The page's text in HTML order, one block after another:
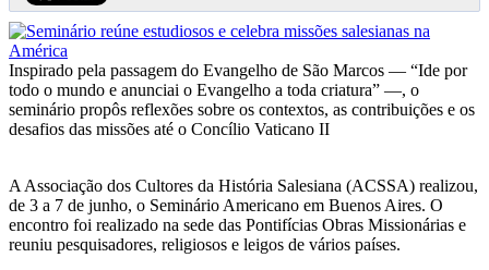
Inspirado pela passagem do Evangelho de São Marcos — “Ide por
todo o mundo e anunciai o Evangelho a toda criatura” —, o
seminário propôs reflexões sobre os contextos, as contribuições e os
desafios das missões até o Concílio Vaticano II
A Associação dos Cultores da História Salesiana (ACSSA) realizou,
de 3 a 7 de junho, o Seminário Americano em Buenos Aires. O
encontro foi realizado na sede das Pontifícias Obras Missionárias e
reuniu pesquisadores, religiosos e leigos de vários países.